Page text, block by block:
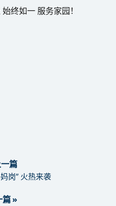
终如一 服务家园！
篇
岗” 火热来袭
篇 »